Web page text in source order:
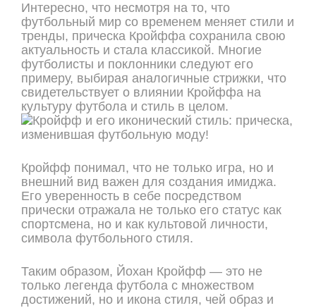
Интересно, что несмотря на то, что
футбольный мир со временем меняет стили и
тренды, прическа Кройффа сохранила свою
актуальность и стала классикой. Многие
футболисты и поклонники следуют его
примеру, выбирая аналогичные стрижки, что
свидетельствует о влиянии Кройффа на
культуру футбола и стиль в целом.
Кройфф понимал, что не только игра, но и
внешний вид важен для создания имиджа.
Его уверенность в себе посредством
прически отражала не только его статус как
спортсмена, но и как культовой личности,
символа футбольного стиля.
Таким образом, Йохан Кройфф — это не
только легенда футбола с множеством
достижений, но и икона стиля, чей образ и